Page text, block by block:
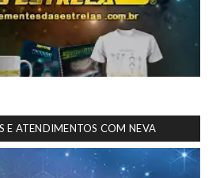
E ATENDIMENTOS COM NEVA